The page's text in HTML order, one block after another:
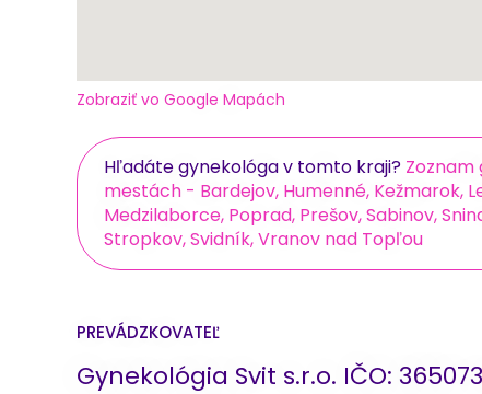
Zobraziť vo Google Mapách
Hľadáte gynekológa v tomto kraji? Zoznam
mestách - Bardejov, Humenné, Kežmarok,
Medzilaborce, Poprad, Prešov, Sabinov,
Stropkov, Svidník, Vranov nad Topľou
PREVÁDZKOVATEĽ
Gynekológia Svit s.r.o. IČO: